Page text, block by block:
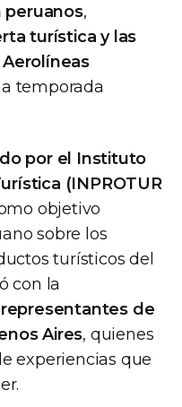
peruanos,
turística y las
temporada
por el Instituto
(INPROTUR
objetivo
sobre los
turísticos del
con la
de
Aires, quienes
experiencias que